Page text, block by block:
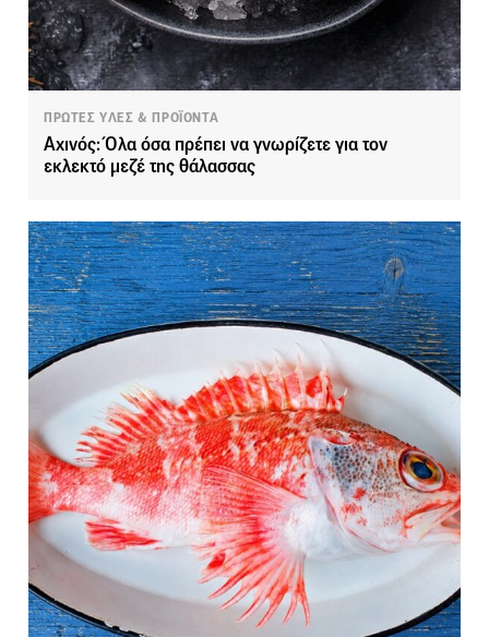
ΠΡΩΤΕΣ ΥΛΕΣ & ΠΡΟΪΟΝΤΑ
Αχινός: Όλα όσα πρέπει να γνωρίζετε για τον
εκλεκτό μεζέ της θάλασσας